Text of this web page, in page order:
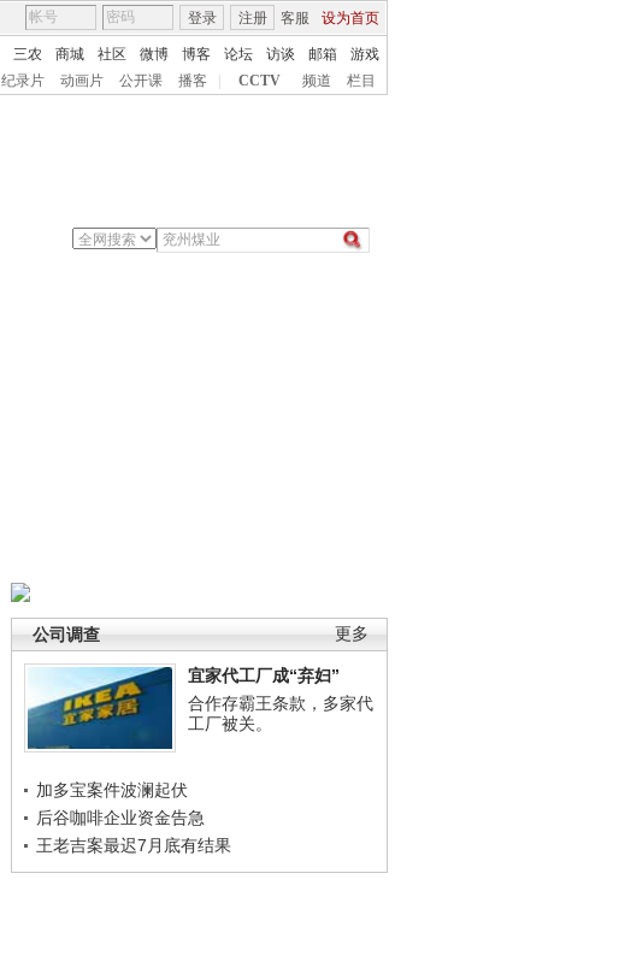
客服 设为首页
登录 注册
三农 商城 社区 微博 博客 论坛 访谈 邮箱
游戏
纪录片 动画片 公开课 播客 CCTV 频道 栏目
更多
公司调查
宜家代工厂成“弃妇”
合作存霸王条款，多家代
工厂被关。
加多宝案件波澜起伏
后谷咖啡企业资金告急
王老吉案最迟7月底有结果